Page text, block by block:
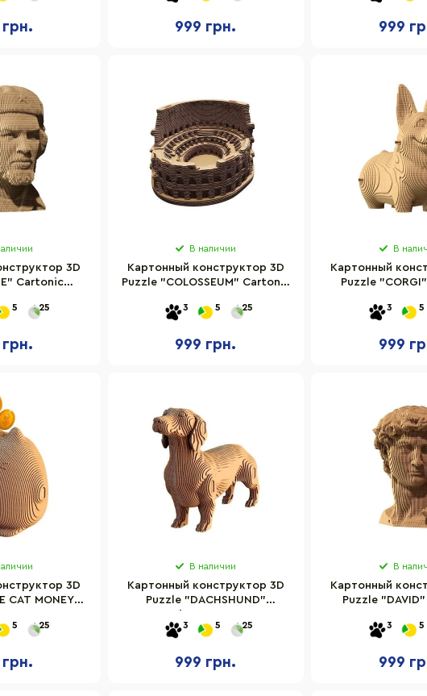
999 грн. 999
3D
Cartonic
5 25
В наличии
Картонный конструктор 3D
Puzzle "COLOSSEUM" Cartonic
3 5 25
999 грн.
В
Картонный
Puzzle
3 5
999
3D
CAT MONEY
5 25
В наличии
Картонный конструктор 3D
Puzzle "DACHSHUND"
детали
3 5 25
999 грн.
В
Картонный
Puzzle
3 5
999